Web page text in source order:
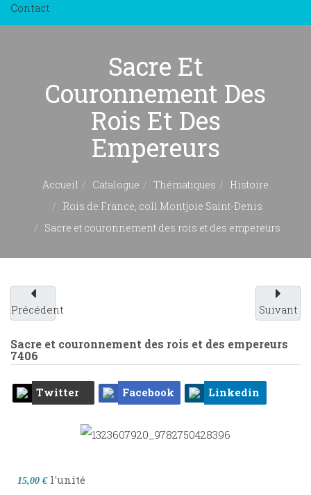
Contact
Sacre Et
Couronnement Des
Rois Et Des
Empereurs
Accueil Catalogue Thématiques
Histoire
Rois de France, coll Montjoie Saint-Denis
Sacre et couronnement des rois et des empereurs
Précédent Suivant
Sacre et couronnement des rois et des empereurs
7406
Twitter Facebook Linkedin
15,00 € l'unité